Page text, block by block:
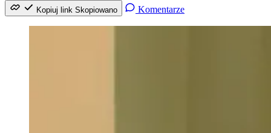
Kopiuj link Skopiowano Komentarze